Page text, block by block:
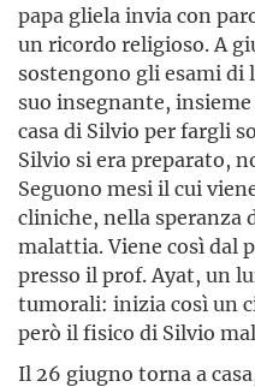
papa gliela invia con
un ricordo religioso. A
sostengono gli esami di
suo insegnante,
casa di Silvio per fargli
Silvio si era preparato,
Seguono mesi il cui
cliniche, nella speranza
malattia. Viene così dal
presso il prof. Ayat, un
tumorali: inizia così un
però il fisico di Silvio
Il 26 giugno torna a